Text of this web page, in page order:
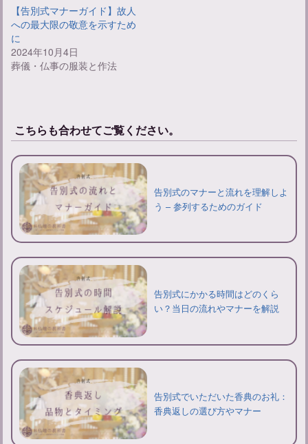
【告別式マナーガイド】故人
への最大限の敬意を示すため
に
2024年10月4日
葬儀・仏事の服装と作法
こちらも合わせてご覧ください。
告別式のマナーと流れを理解しよ
う – 参列するためのガイド
告別式にかかる時間はどのくら
い？当日の流れやマナーを解説
告別式でいただいた香典のお礼：
香典返しの選び方やマナー